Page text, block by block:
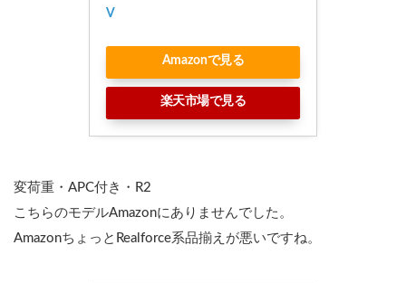
V
Amazonで見る
楽天市場で見る
変荷重・APC付き・R2
こちらのモデルAmazonにありませんでした。
AmazonちょっとRealforce系品揃えが悪いですね。